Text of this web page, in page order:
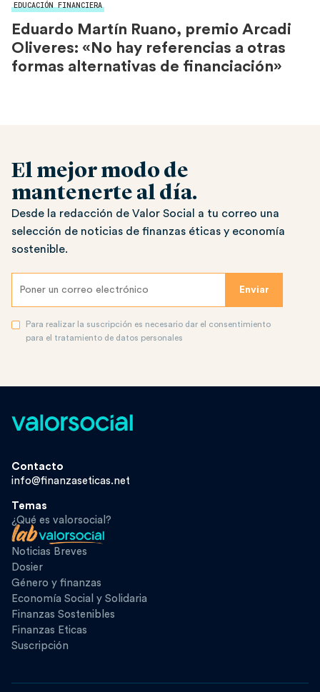
EDUCACIÓN FINANCIERA
Eduardo Martín Ruano, premio Arcadi
Oliveres: «No hay referencias a otras
formas alternativas de financiación»
El mejor modo de
mantenerte al día.
Desde la redacción de Valor Social a tu correo una
selección de noticias de finanzas éticas y economía
sostenible.
Para realizar la suscripción es necesario dar el consentimiento
para el tratamiento de datos personales
Contacto
info@finanzaseticas.net
Temas
¿Qué es valorsocial?
Noticias Breves
Dosier
Género y finanzas
Economía Social y Solidaria
Finanzas Sostenibles
Finanzas Eticas
Suscripción